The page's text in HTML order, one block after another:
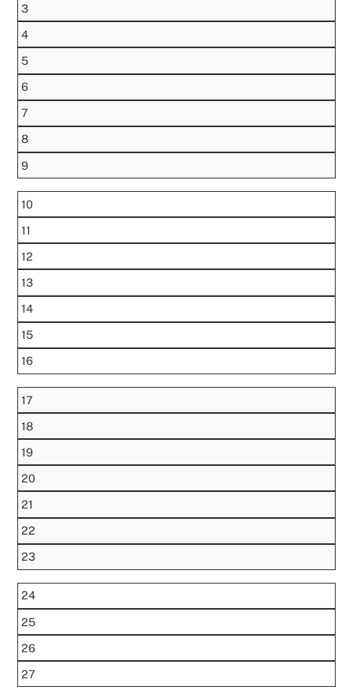
3
4
5
6
7
8
9
10
11
12
13
14
15
16
17
18
19
20
21
22
23
24
25
26
27